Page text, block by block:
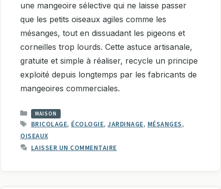
une mangeoire sélective qui ne laisse passer
que les petits oiseaux agiles comme les
mésanges, tout en dissuadant les pigeons et
corneilles trop lourds. Cette astuce artisanale,
gratuite et simple à réaliser, recycle un principe
exploité depuis longtemps par les fabricants de
mangeoires commerciales.
CATÉGORIES
MAISON
ÉTIQUETTES
BRICOLAGE, ÉCOLOGIE,JARDINAGE, MÉSANGES,
OISEAUX
LAISSER UN COMMENTAIRE